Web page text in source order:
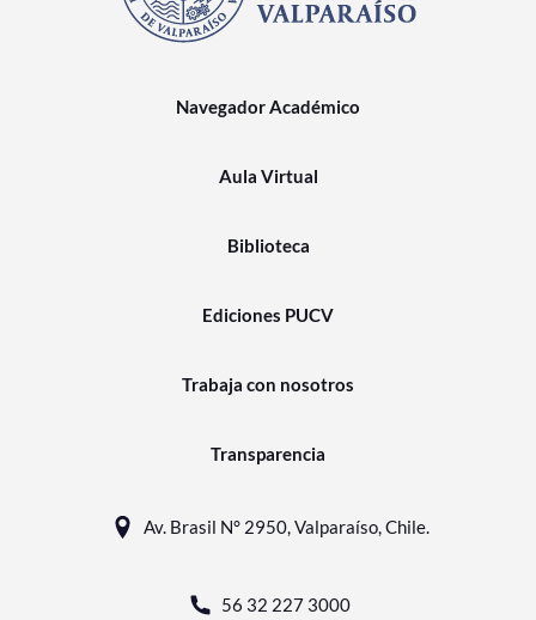
Navegador Académico
Aula Virtual
Biblioteca
Ediciones PUCV
Trabaja con nosotros
Transparencia
Av. Brasil N° 2950, Valparaíso, Chile.
56 32 227 3000